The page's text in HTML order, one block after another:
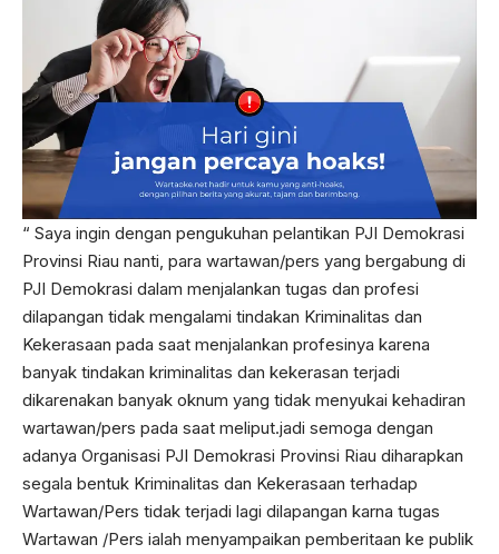
“ Saya ingin dengan pengukuhan pelantikan PJI Demokrasi
Provinsi Riau nanti, para wartawan/pers yang bergabung di
PJI Demokrasi dalam menjalankan tugas dan profesi
dilapangan tidak mengalami tindakan Kriminalitas dan
Kekerasaan pada saat menjalankan profesinya karena
banyak tindakan kriminalitas dan kekerasan terjadi
dikarenakan banyak oknum yang tidak menyukai kehadiran
wartawan/pers pada saat meliput.jadi semoga dengan
adanya Organisasi PJI Demokrasi Provinsi Riau diharapkan
segala bentuk Kriminalitas dan Kekerasaan terhadap
Wartawan/Pers tidak terjadi lagi dilapangan karna tugas
Wartawan /Pers ialah menyampaikan pemberitaan ke publik